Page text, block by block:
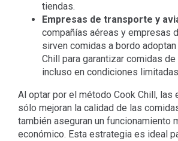
tiendas.
Empresas de transporte y
compañías aéreas y empresas
sirven comidas a bordo
Chill para garantizar comidas de
incluso en condiciones
Al optar por el método Cook Chill, las
sólo mejoran la calidad de las
también aseguran un funcionamiento
económico. Esta estrategia es ideal